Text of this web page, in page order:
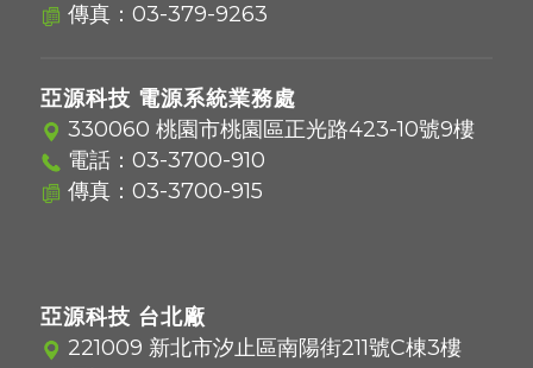
傳真：03-379-9263
亞源科技 電源系統業務處
330060 桃園市桃園區正光路423-10號9樓
電話： 03-3700-910
傳真：03-3700-915
亞源科技 台北廠
221009 新北市汐止區南陽街211號C棟3樓